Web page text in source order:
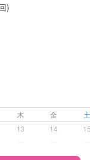
)
木 金
13 14